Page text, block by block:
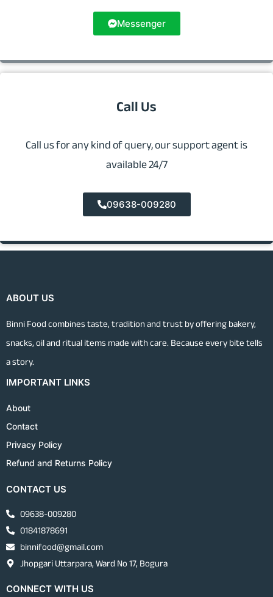
Messenger
Call Us
Call us for any kind of query, our support agent is
available 24/7
09638-009280
ABOUT US
Binni Food combines taste, tradition and trust by offering bakery,
snacks, oil and ritual items made with care. Because every bite tells
a story.
IMPORTANT LINKS
About
Contact
Privacy Policy
Refund and Returns Policy
CONTACT US
09638-009280
01841878691
binnifood@gmail.com
Jhopgari Uttarpara, Ward No 17, Bogura
CONNECT WITH US